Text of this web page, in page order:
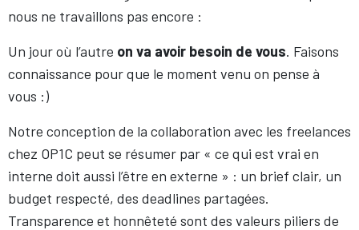
nous ne travaillons pas encore :
Un jour où l’autre on va avoir besoin de vous. Faisons
connaissance pour que le moment venu on pense à
vous :)
Notre conception de la collaboration avec les freelances
chez OP1C peut se résumer par « ce qui est vrai en
interne doit aussi l’être en externe » : un brief clair, un
budget respecté, des deadlines partagées.
Transparence et honnêteté sont des valeurs piliers de